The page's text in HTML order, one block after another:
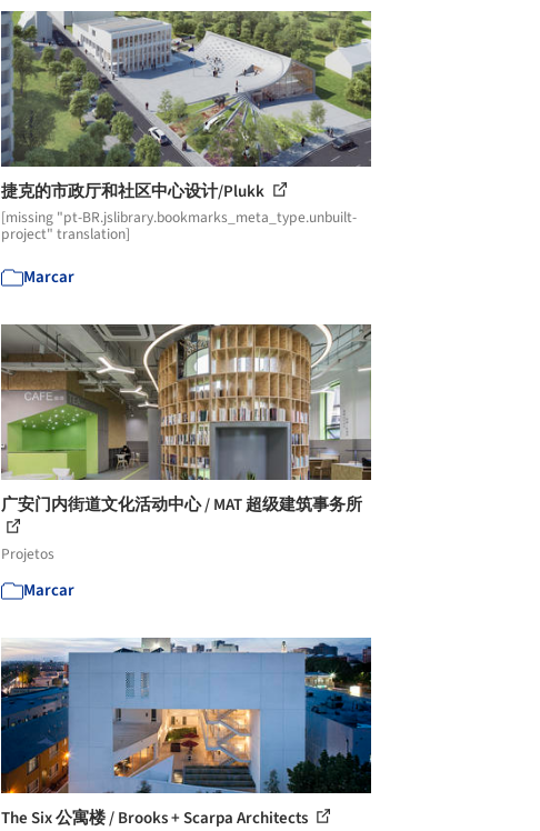
捷克的市政厅和社区中心设计/Plukk
[missing "pt-BR.jslibrary.bookmarks_meta_type.unbuilt-
project" translation]
Marcar
广安门内街道文化活动中心 / MAT 超级建筑事务所
Projetos
Marcar
The Six 公寓楼 / Brooks + Scarpa Architects